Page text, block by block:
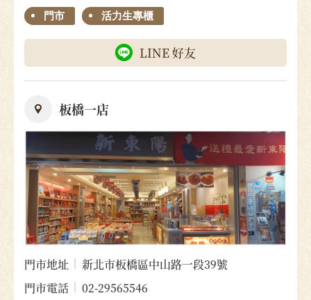
門市 活力生專櫃
LINE 好友
板橋一店
門市地址
新北市板橋區中山路一段39號
門市電話
02-29565546